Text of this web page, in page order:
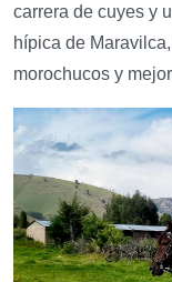
carrera de cuyes y
hípica de
morochucos y